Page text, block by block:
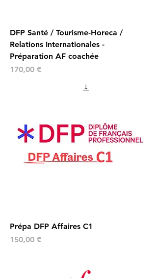
DFP Santé / Tourisme-Horeca /
Relations Internationales -
Préparation AF coachée
Prix
170,00 €
Prépa DFP Affaires C1
Prix
150,00 €